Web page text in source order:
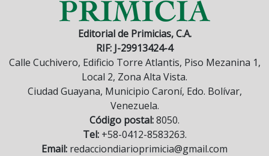
Editorial de Primicias, C.A.
RIF: J-29913424-4
Calle Cuchivero, Edificio Torre Atlantis, Piso Mezanina 1,
Local 2, Zona Alta Vista.
Ciudad Guayana, Municipio Caroní, Edo. Bolívar,
Venezuela.
Código postal:8050.
Tel:+58-0412-8583263.
Email: redacciondiarioprimicia@gmail.com